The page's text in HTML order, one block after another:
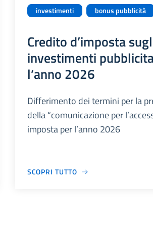
investimenti
bonus pubblicità
Credito d’imposta
investimenti
l’anno 2026
Differimento dei termini per la
della “comunicazione per
imposta per l’anno 2026
SCOPRI TUTTO